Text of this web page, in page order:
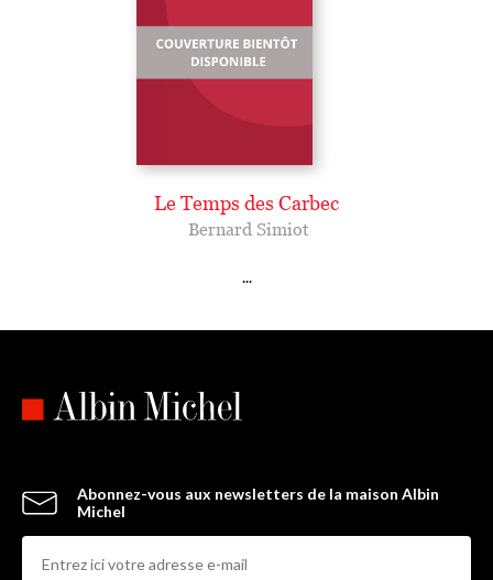
Le Temps des Carbec
Bernard Simiot
...
Abonnez-vous aux newsletters de la maison Albin
Michel